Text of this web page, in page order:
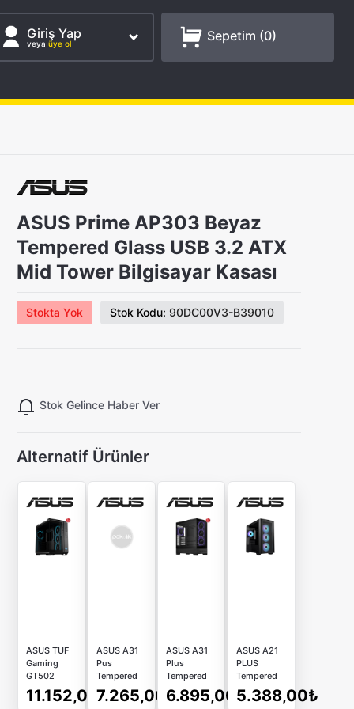
Giriş Yap
veya üye ol Sepetim (0)
ASUS Prime AP303 Beyaz
Tempered Glass USB 3.2 ATX
Mid Tower Bilgisayar Kasası
Stokta Yok Stok Kodu: 90DC00V3-B39010
Stok Gelince Haber Ver
Alternatif Ürünler
ASUS TUF
Gaming
GT502
Horizon
Siyah
11.152,00₺
ASUS A31
Pus
Tempered
Glass ARGB
Beyaz ATX
7.265,00₺
ASUS A31
Plus
Tempered
Glass ARGB
Siyah Atx
6.895,00₺
ASUS A21
PLUS
Tempered
Glass ARGB
Siyah USB
5.388,00₺